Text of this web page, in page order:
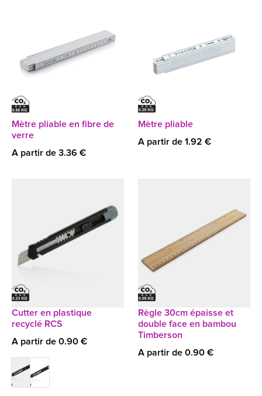
Mètre pliable en fibre de
verre
A partir de 3.36 €
Mètre pliable
A partir de 1.92 €
Cutter en plastique
recyclé RCS
A partir de 0.90 €
Règle 30cm épaisse et
double face en bambou
Timberson
A partir de 0.90 €